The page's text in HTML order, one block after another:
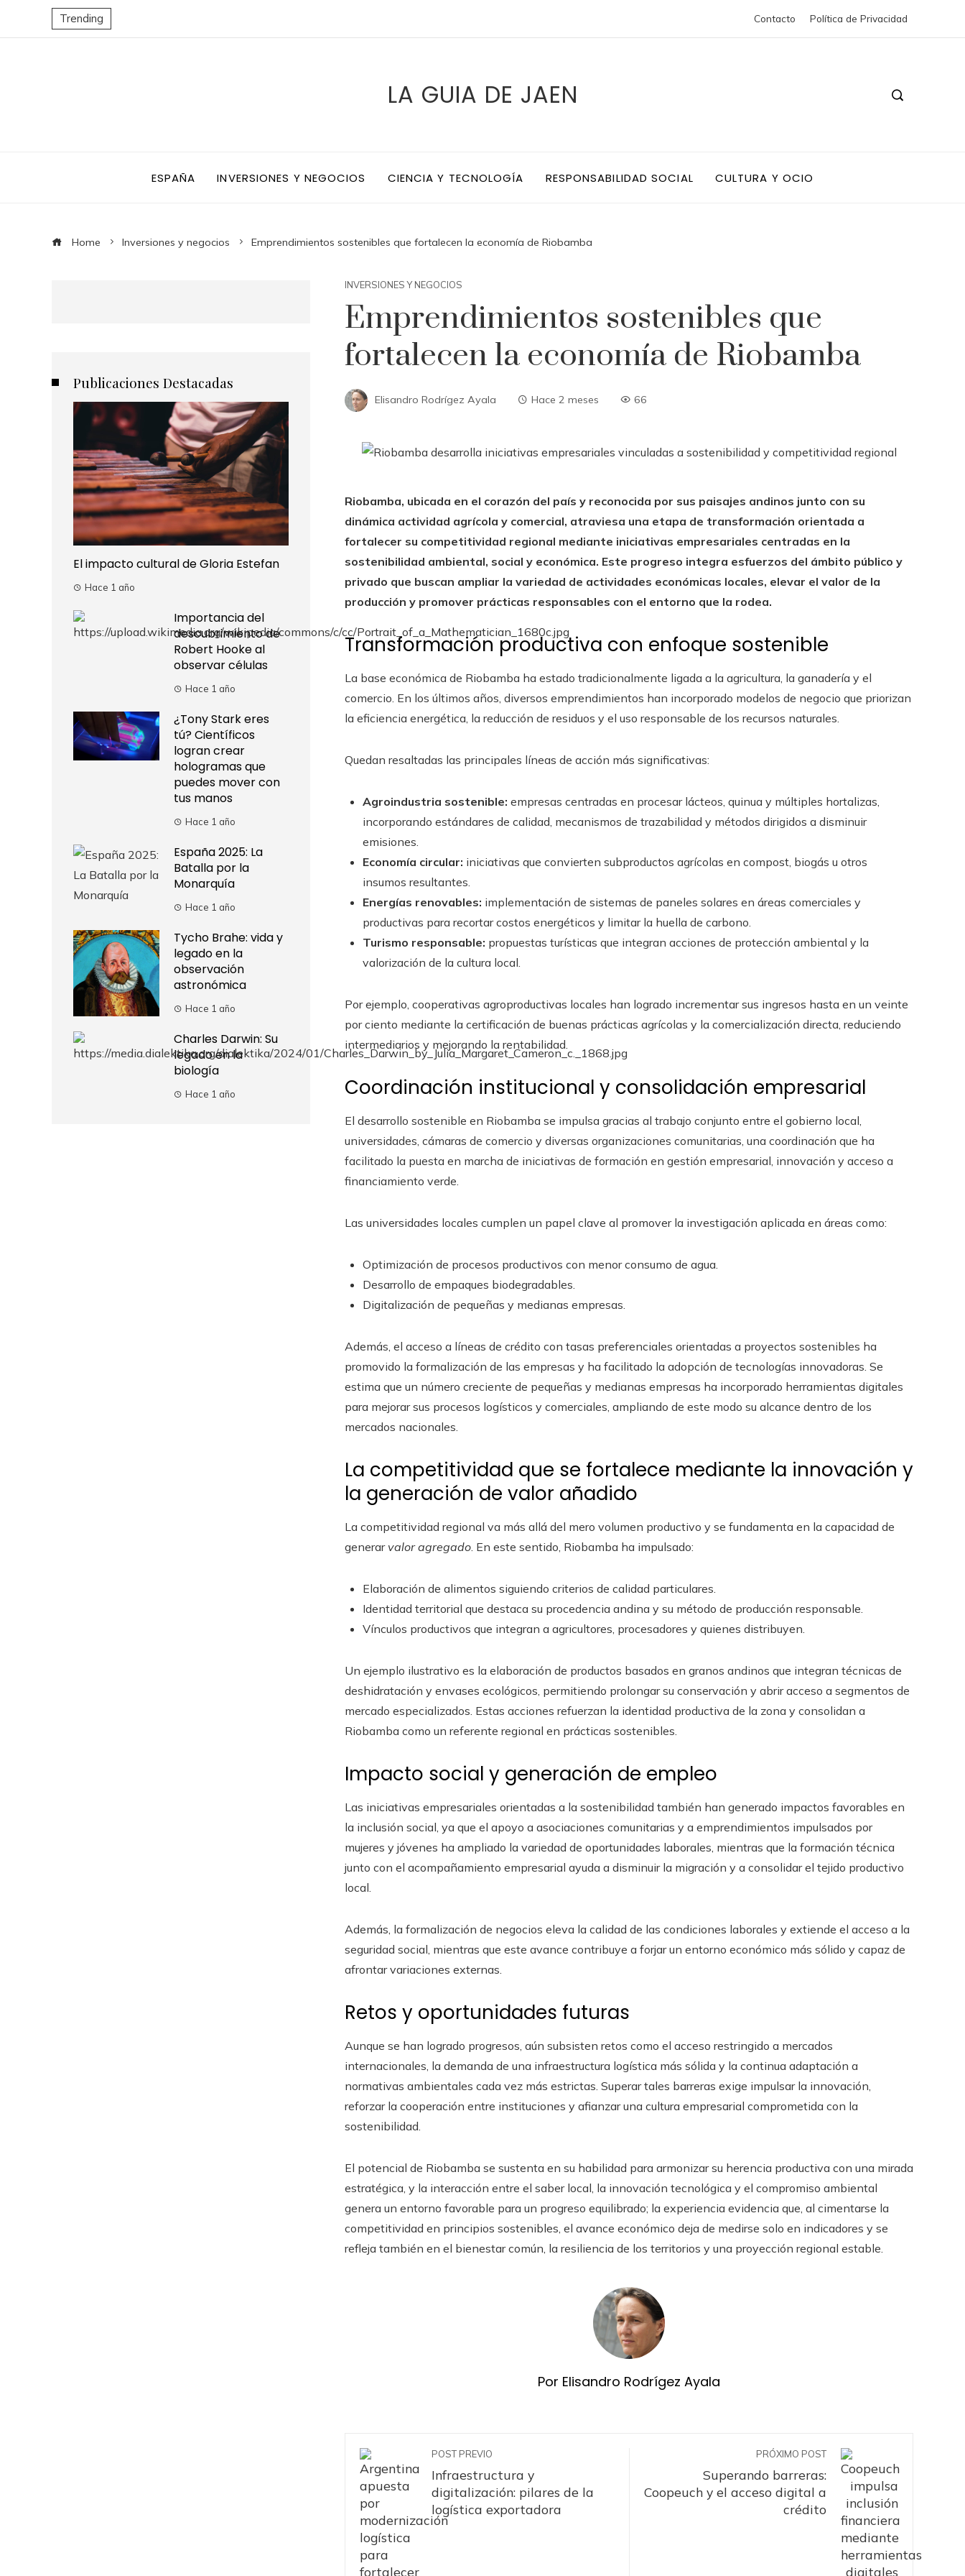
Trending Contacto Política de Privacidad
LA GUIA DE JAEN
ESPAÑA INVERSIONES Y NEGOCIOS CIENCIA Y TECNOLOGÍA RESPONSABILIDAD SOCIAL CULTURA Y OCIO
Home Inversiones y negocios Emprendimientos sostenibles que fortalecen la economía de Riobamba
INVERSIONES Y NEGOCIOS
Emprendimientos sostenibles que
fortalecen la economía de Riobamba
Elisandro Rodrígez Ayala Hace 2 meses 66
Riobamba, ubicada en el corazón del país y reconocida por sus paisajes andinos junto con su
dinámica actividad agrícola y comercial, atraviesa una etapa de transformación orientada a
fortalecer su competitividad regional mediante iniciativas empresariales centradas en la
sostenibilidad ambiental, social y económica. Este progreso integra esfuerzos del ámbito público y
privado que buscan ampliar la variedad de actividades económicas locales, elevar el valor de la
producción y promover prácticas responsables con el entorno que la rodea.
Transformación productiva con enfoque sostenible
La base económica de Riobamba ha estado tradicionalmente ligada a la agricultura, la ganadería y el
comercio. En los últimos años, diversos emprendimientos han incorporado modelos de negocio que priorizan
la eficiencia energética, la reducción de residuos y el uso responsable de los recursos naturales.
Quedan resaltadas las principales líneas de acción más significativas:
Agroindustria sostenible: empresas centradas en procesar lácteos, quinua y múltiples hortalizas,
incorporando estándares de calidad, mecanismos de trazabilidad y métodos dirigidos a disminuir
emisiones.
Economía circular: iniciativas que convierten subproductos agrícolas en compost, biogás u otros
insumos resultantes.
Energías renovables: implementación de sistemas de paneles solares en áreas comerciales y
productivas para recortar costos energéticos y limitar la huella de carbono.
Turismo responsable: propuestas turísticas que integran acciones de protección ambiental y la
valorización de la cultura local.
Por ejemplo, cooperativas agroproductivas locales han logrado incrementar sus ingresos hasta en un veinte
por ciento mediante la certificación de buenas prácticas agrícolas y la comercialización directa, reduciendo
intermediarios y mejorando la rentabilidad.
Coordinación institucional y consolidación empresarial
El desarrollo sostenible en Riobamba se impulsa gracias al trabajo conjunto entre el gobierno local,
universidades, cámaras de comercio y diversas organizaciones comunitarias, una coordinación que ha
facilitado la puesta en marcha de iniciativas de formación en gestión empresarial, innovación y acceso a
financiamiento verde.
Las universidades locales cumplen un papel clave al promover la investigación aplicada en áreas como:
Optimización de procesos productivos con menor consumo de agua.
Desarrollo de empaques biodegradables.
Digitalización de pequeñas y medianas empresas.
Además, el acceso a líneas de crédito con tasas preferenciales orientadas a proyectos sostenibles ha
promovido la formalización de las empresas y ha facilitado la adopción de tecnologías innovadoras. Se
estima que un número creciente de pequeñas y medianas empresas ha incorporado herramientas digitales
para mejorar sus procesos logísticos y comerciales, ampliando de este modo su alcance dentro de los
mercados nacionales.
La competitividad que se fortalece mediante la innovación y
la generación de valor añadido
La competitividad regional va más allá del mero volumen productivo y se fundamenta en la capacidad de
generar valor agregado. En este sentido, Riobamba ha impulsado:
Elaboración de alimentos siguiendo criterios de calidad particulares.
Identidad territorial que destaca su procedencia andina y su método de producción responsable.
Vínculos productivos que integran a agricultores, procesadores y quienes distribuyen.
Un ejemplo ilustrativo es la elaboración de productos basados en granos andinos que integran técnicas de
deshidratación y envases ecológicos, permitiendo prolongar su conservación y abrir acceso a segmentos de
mercado especializados. Estas acciones refuerzan la identidad productiva de la zona y consolidan a
Riobamba como un referente regional en prácticas sostenibles.
Impacto social y generación de empleo
Las iniciativas empresariales orientadas a la sostenibilidad también han generado impactos favorables en
la inclusión social, ya que el apoyo a asociaciones comunitarias y a emprendimientos impulsados por
mujeres y jóvenes ha ampliado la variedad de oportunidades laborales, mientras que la formación técnica
junto con el acompañamiento empresarial ayuda a disminuir la migración y a consolidar el tejido productivo
local.
Además, la formalización de negocios eleva la calidad de las condiciones laborales y extiende el acceso a la
seguridad social, mientras que este avance contribuye a forjar un entorno económico más sólido y capaz de
afrontar variaciones externas.
Retos y oportunidades futuras
Aunque se han logrado progresos, aún subsisten retos como el acceso restringido a mercados
internacionales, la demanda de una infraestructura logística más sólida y la continua adaptación a
normativas ambientales cada vez más estrictas. Superar tales barreras exige impulsar la innovación,
reforzar la cooperación entre instituciones y afianzar una cultura empresarial comprometida con la
sostenibilidad.
El potencial de Riobamba se sustenta en su habilidad para armonizar su herencia productiva con una mirada
estratégica, y la interacción entre el saber local, la innovación tecnológica y el compromiso ambiental
genera un entorno favorable para un progreso equilibrado; la experiencia evidencia que, al cimentarse la
competitividad en principios sostenibles, el avance económico deja de medirse solo en indicadores y se
refleja también en el bienestar común, la resiliencia de los territorios y una proyección regional estable.
Por Elisandro Rodrígez Ayala
POST PREVIO
Infraestructura y
digitalización: pilares de la
logística exportadora
PRÓXIMO POST
Superando barreras:
Coopeuch y el acceso digital a
crédito
Publicaciones Destacadas
El impacto cultural de Gloria Estefan
Hace 1 año
Importancia del
descubrimiento de
Robert Hooke al
observar células
Hace 1 año
¿Tony Stark eres
tú? Científicos
logran crear
hologramas que
puedes mover con
tus manos
Hace 1 año
España 2025: La
Batalla por la
Monarquía
Hace 1 año
Tycho Brahe: vida y
legado en la
observación
astronómica
Hace 1 año
Charles Darwin: Su
legado en la
biología
Hace 1 año